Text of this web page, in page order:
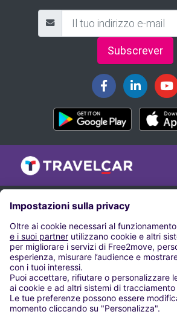
Subscrever
Parcheggio Aeroporto Pisa
Parcheggio per l’Aeroporto di Alghero
Parcheggio per l’Aeroporto di Bari
Parcheggio Aeroporto Bergamo-Orio al Serio
Parcheggio per l’Aeroporto di Bologna
Parcheggio per l’Aeroporto di Brindisi-Casale
Parcheggio per l’Aeroporto di Cagliari-Elmas
Parcheggio per l’Aeroporto di Catania Fontanarossa